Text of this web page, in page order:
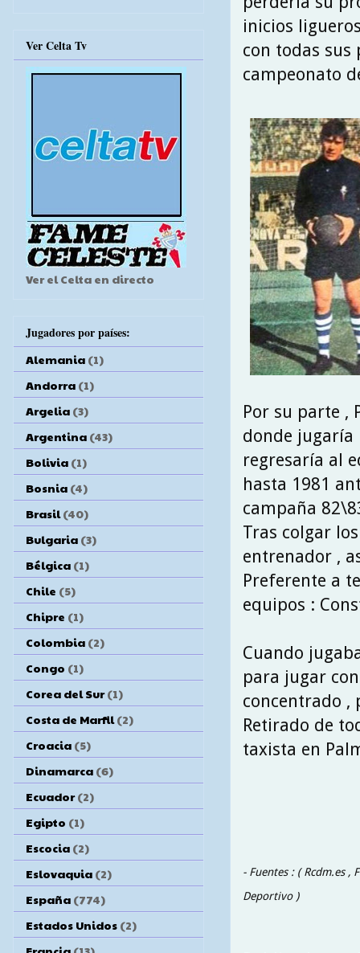
inicios
con todas sus
campeonato
Por su parte ,
donde jugaría
regresaría al
hasta 1981
campaña
Tras colgar
entrenador ,
Preferente a
equipos :
Cuando
para jugar
concentrado ,
Retirado de
taxista en
- Fuentes : ( Rcdm.es ,
Deportivo )
Ver Celta Tv
Ver el Celta en directo
Jugadores por países:
Alemania (1)
Andorra (1)
Argelia (3)
Argentina (43)
Bolivia (1)
Bosnia (4)
Brasil (40)
Bulgaria (3)
Bélgica (1)
Chile (5)
Chipre (1)
Colombia (2)
Congo (1)
Corea del Sur (1)
Costa de Marfil (2)
Croacia (5)
Dinamarca (6)
Ecuador (2)
Egipto (1)
Escocia (2)
Eslovaquia (2)
España (774)
Estados Unidos (2)